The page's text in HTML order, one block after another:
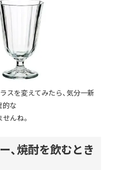
スを変えてみたら、気分一新
的な
んね。
、焼酎を飲むとき